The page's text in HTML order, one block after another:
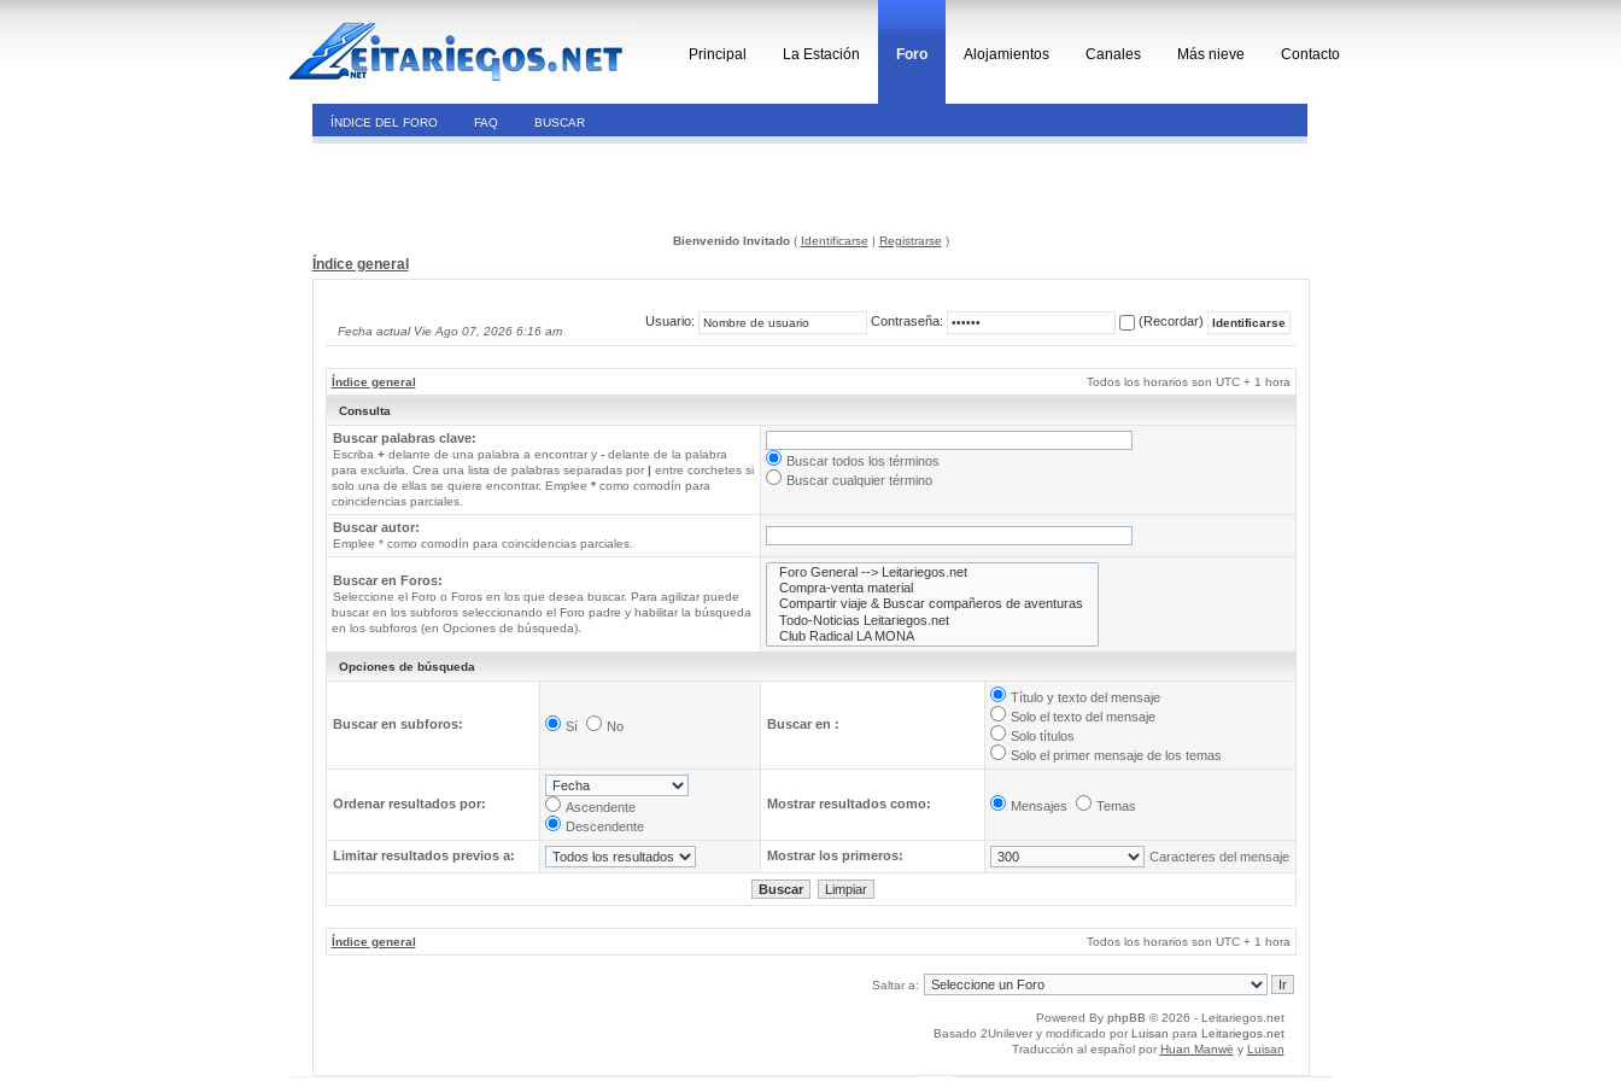
Principal La Estación Foro Alojamientos Canales Más nieve Contacto
ÍNDICE DEL FORO FAQ BUSCAR
Bienvenido Invitado( Identificarse | Registrarse )
Índice general
Fecha actual Vie Ago 07, 2026 6:16 am
Usuario: Contraseña: (Recordar)
Índice general Todos los horarios son UTC + 1 hora
Consulta
Buscar palabras clave:
Escriba +delante de una palabra a encontrar y -delante de la palabra
para excluirla. Crea una lista de palabras separadas por | entre corchetes si
solo una de ellas se quiere encontrar. Emplee *como comodín para
coincidencias parciales.
Buscar todos los términos
Buscar cualquier término
Buscar autor:
Emplee * como comodín para coincidencias parciales.
Buscar en Foros:
Seleccione el Foro o Foros en los que desea buscar. Para agilizar puede
buscar en los subforos seleccionando el Foro padre y habilitar la búsqueda
en los subforos (en Opciones de búsqueda).
Opciones de búsqueda
Buscar en subforos: Sí No Buscar en :
Título y texto del mensaje
Solo el texto del mensaje
Solo títulos
Solo el primer mensaje de los temas
Ordenar resultados por:
Ascendente
Descendente
Mostrar resultados como: Mensajes Temas
Limitar resultados previos a: Mostrar los primeros: Caracteres del mensaje
Índice general Todos los horarios son UTC + 1 hora
Saltar a:
Powered By phpBB © 2026 - Leitariegos.net
Basado 2Unilever y modificado por Luisan para Leitariegos.net
Traducción al español por Huan Manwë y Luisan